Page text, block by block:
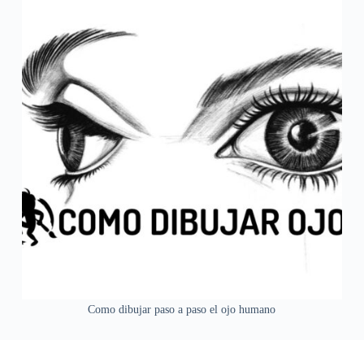
Como dibujar paso a paso el ojo humano